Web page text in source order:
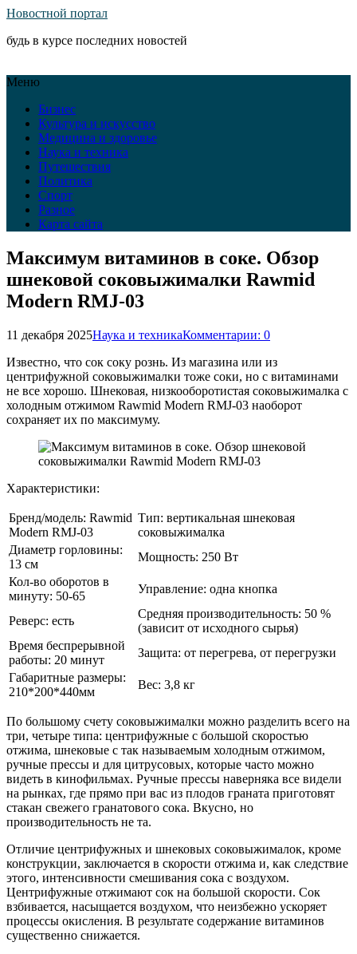
Новостной портал
будь в курсе последних новостей
Меню
Бизнес
Культура и искусство
Медицина и здоровье
Наука и техника
Путешествия
Политика
Спорт
Разное
Карта сайта
Максимум витаминов в соке. Обзор
шнековой соковыжималки Rawmid
Modern RMJ-03
11 декабря 2025Наука и техникаКомментарии: 0
Известно, что сок соку рознь. Из магазина или из
центрифужной соковыжималки тоже соки, но с витаминами
не все хорошо. Шнековая, низкооборотистая соковыжималка с
холодным отжимом Rawmid Modern RMJ-03 наоборот
сохраняет их по максимуму.
Характеристики:
Бренд/модель: Rawmid
Modern RMJ-03
Тип: вертикальная шнековая
соковыжималка
Диаметр горловины:
13 см
Мощность: 250 Вт
Кол-во оборотов в
минуту: 50-65
Управление: одна кнопка
Реверс: есть
Средняя производительность: 50 %
(зависит от исходного сырья)
Время беспрерывной
работы: 20 минут
Защита: от перегрева, от перегрузки
Габаритные размеры:
210*200*440мм
Вес: 3,8 кг
По большому счету соковыжималки можно разделить всего на
три, четыре типа: центрифужные с большой скоростью
отжима, шнековые с так называемым холодным отжимом,
ручные прессы и для цитрусовых, которые часто можно
видеть в кинофильмах. Ручные прессы наверняка все видели
на рынках, где прямо при вас из плодов граната приготовят
стакан свежего гранатового сока. Вкусно, но
производительность не та.
Отличие центрифужных и шнековых соковыжималок, кроме
конструкции, заключается в скорости отжима и, как следствие
этого, интенсивности смешивания сока с воздухом.
Центрифужные отжимают сок на большой скорости. Сок
взбивается, насыщается воздухом, что неизбежно ускоряет
процессы окисления. В результате содержание витаминов
существенно снижается.